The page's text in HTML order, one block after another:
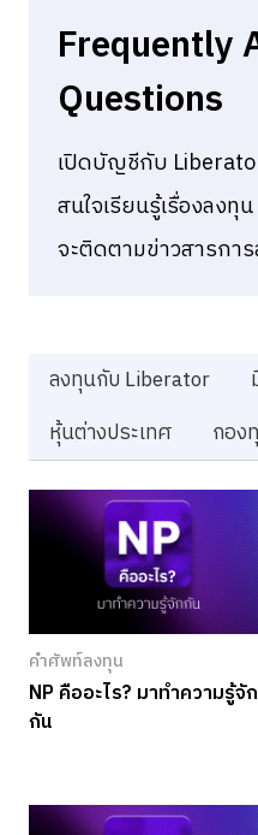
Frequently
Questions
เปิดบัญชีกับ
สนใจเรียนรู้เรื่องลงทุ
จะติดตามข่าวสารกา
ลงทุนกับ Liberator
หุ้นต่างประเทศ
กอง
คำศัพท์ลงทุน
NP คืออะไร? มาทำความรู้จัก
กัน